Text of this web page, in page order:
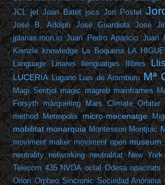
JCL jet Joan Batet jocs Jon Postel
José B. Adolph José Guardiola José
jplanas.roon.io Juan Pedro Aparicio Juan
Kienzle knowledge La Boqueria LA
Language
Linares llenguatges llibres
LUCERIA Lugano Luis de Aramburu Mª
Magí Seritjol magic magreb mainframes
Forsyth màrqueting Mars Climate Orbiter
method Metropolis micro-mecenatge
mobilitat monarquia Montessori Montjuic
moviment maker moviment open museum
neutrality networking neutralitat New York
Telecom 435 NVDA octal Odesa opacitats
Orion Orpheo Sincronic Sociedad Anónima